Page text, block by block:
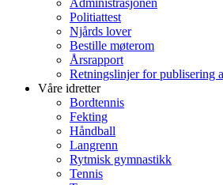
Administrasjonen
Politiattest
Njårds lover
Bestille møterom
Årsrapport
Retningslinjer for publisering
Våre idretter
Bordtennis
Fekting
Håndball
Langrenn
Rytmisk gymnastikk
Tennis